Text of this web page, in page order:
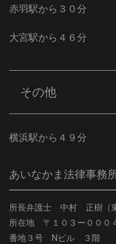
赤羽駅から３０分
大宮駅から４６分
その他
横浜駅から４９分
あいなかま法律事務
所長弁護士 中村 正樹（東
所在地 〒１０３ー０００
番地３号 Nビル ３階